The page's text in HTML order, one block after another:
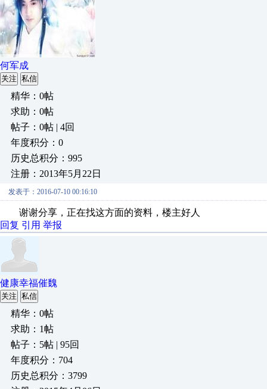
何军成
关注 私信
精华：0帖
求助：0帖
帖子：0帖 | 4回
年度积分：0
历史总积分：995
注册：2013年5月22日
发表于：2016-07-10 00:16:10
谢谢分享，正在找这方面的资料，楼主好人
回复 引用 举报
健康幸福催魏
关注 私信
精华：0帖
求助：1帖
帖子：5帖 | 95回
年度积分：704
历史总积分：3799